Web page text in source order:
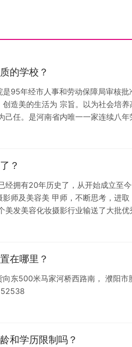
的学校？
95年经市人事和劳动保障局审核
造美的生活为 宗旨。以为社会培
己任。是河南省内唯一一家连续八
？
经拥有20年历史了，从开始成立至
师及美容美 甲师，不断思考，进
发美容化妆摄影行业输送了大批优
在哪里？
东500米马家河桥西路南， 濮阳
和学历限制吗？